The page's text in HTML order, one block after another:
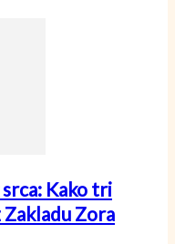
Kako tri
Zora